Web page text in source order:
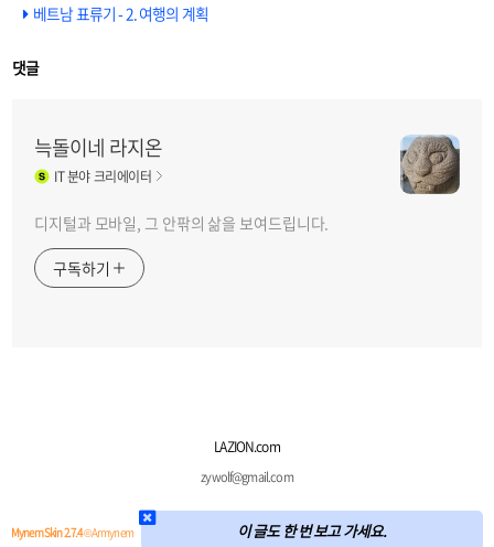
베트남 표류기 - 2. 여행의 계획
댓글
늑돌이네 라지온
IT분야 크리에이터
디지털과 모바일, 그 안팎의 삶을 보여드립니다.
구독하기
LAZION.com
zywolf@gmail.com
Mynem Skin 2.7.4© Armynem 이 글도 한 번 보고 가세요.